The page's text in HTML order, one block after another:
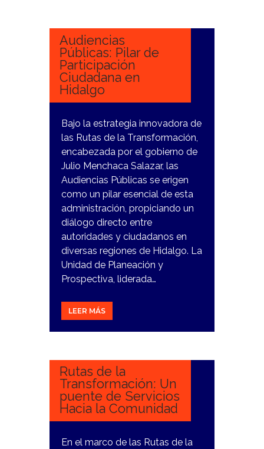
Audiencias
Públicas: Pilar de
Participación
Ciudadana en
Hidalgo
Bajo la estrategia innovadora de
las Rutas de la Transformación,
encabezada por el gobierno de
Julio Menchaca Salazar, las
Audiencias Públicas se erigen
como un pilar esencial de esta
administración, propiciando un
diálogo directo entre
autoridades y ciudadanos en
diversas regiones de Hidalgo. La
Unidad de Planeación y
Prospectiva, liderada…
LEER MÁS
29
Rutas de la
Transformación: Un
puente de Servicios
Hacia la Comunidad
En el marco de las Rutas de la